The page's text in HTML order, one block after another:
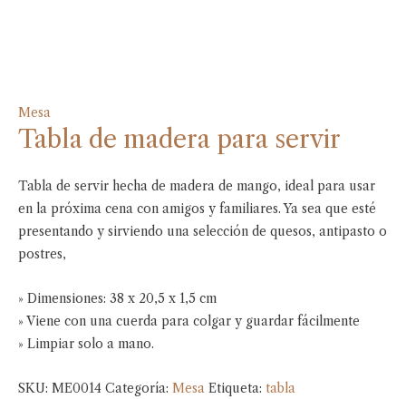
Mesa
Tabla de madera para servir
Tabla de servir hecha de madera de mango, ideal para usar
en la próxima cena con amigos y familiares. Ya sea que esté
presentando y sirviendo una selección de quesos, antipasto o
postres,
» Dimensiones: 38 x 20,5 x 1,5 cm
» Viene con una cuerda para colgar y guardar fácilmente
» Limpiar solo a mano.
SKU: ME0014 Categoría: Mesa Etiqueta: tabla